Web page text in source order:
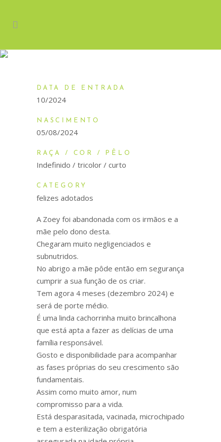
DATA DE ENTRADA
10/2024
NASCIMENTO
05/08/2024
RAÇA / COR / PÊLO
Indefinido / tricolor / curto
CATEGORY
felizes adotados
A Zoey foi abandonada com os irmãos e a
mãe pelo dono desta.
Chegaram muito negligenciados e
subnutridos.
No abrigo a mãe pôde então em segurança
cumprir a sua função de os criar.
Tem agora 4 meses (dezembro 2024) e
será de porte médio.
É uma linda cachorrinha muito brincalhona
que está apta a fazer as delícias de uma
família responsável.
Gosto e disponibilidade para acompanhar
as fases próprias do seu crescimento são
fundamentais.
Assim como muito amor, num
compromisso para a vida.
Está desparasitada, vacinada, microchipado
e tem a esterilização obrigatória